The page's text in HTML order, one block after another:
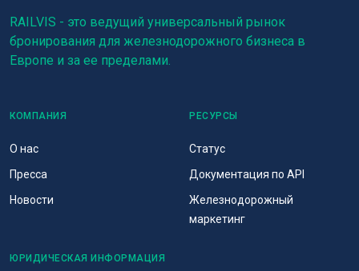
RAILVIS - это ведущий универсальный рынок
бронирования для железнодорожного бизнеса в
Европе и за ее пределами.
КОМПАНИЯ
О нас
Пресса
Новости
РЕСУРСЫ
Статус
Документация по API
Железнодорожный
маркетинг
ЮРИДИЧЕСКАЯ ИНФОРМАЦИЯ